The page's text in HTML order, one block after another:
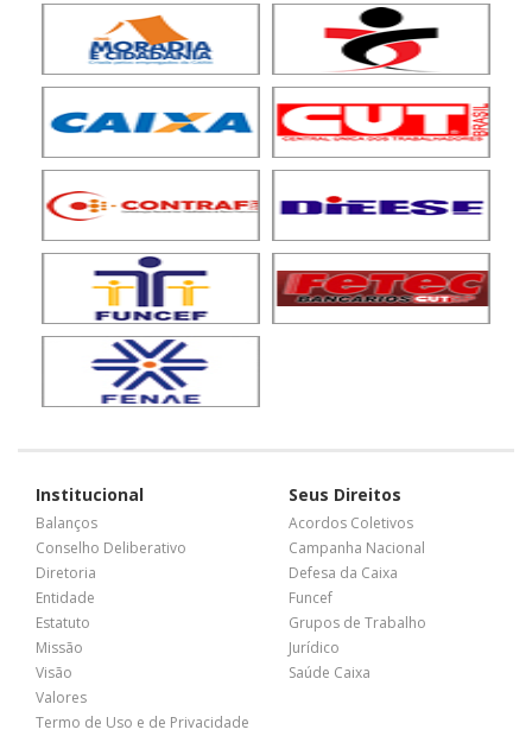
Institucional
Balanços
Conselho Deliberativo
Diretoria
Entidade
Estatuto
Missão
Visão
Valores
Termo de Uso e de Privacidade
Seus Direitos
Acordos Coletivos
Campanha Nacional
Defesa da Caixa
Funcef
Grupos de Trabalho
Jurídico
Saúde Caixa